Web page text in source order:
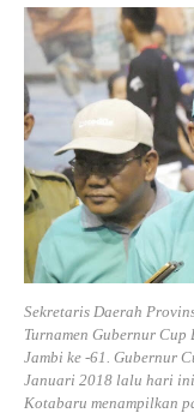
Sekretaris Daerah
Turnamen Gubernur Cup
Jambi ke -61. Gubernur
Januari 2018 lalu hari ini
Kotabaru menampilkan